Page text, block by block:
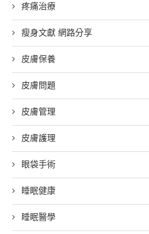
疼痛治療
瘦身文獻 網路分享
皮膚保養
皮膚問題
皮膚管理
皮膚護理
眼袋手術
睡眠健康
睡眠醫學